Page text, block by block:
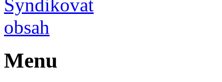
Menu